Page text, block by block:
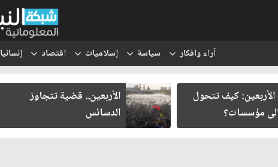
آراء وافكار سياسة إسلاميات اقتصاد
كيف تتحول
مؤسسات؟
الأربعين.. قضية تتجاوز
الدسائس